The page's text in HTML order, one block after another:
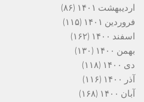
اردیبهشت ۱۴۰۱
(۸۶)
فروردین ۱۴۰۱
(۱۱۵)
اسفند ۱۴۰۰
(۱۶۲)
بهمن ۱۴۰۰
(۱۳۰)
دی ۱۴۰۰
(۱۱۸)
آذر ۱۴۰۰
(۱۱۶)
آبان ۱۴۰۰
(۱۶۸)